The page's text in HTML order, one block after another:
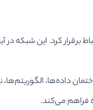
برقرار کرد. این شبکه
داده‌ها،
فراهم می‌کند.